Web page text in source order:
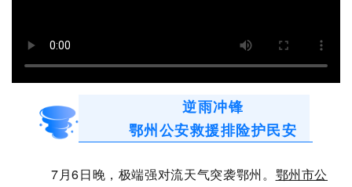
逆雨冲锋
鄂州公安救援排险护民安
7月6日晚，极端强对流天气突袭鄂州。 鄂州市公